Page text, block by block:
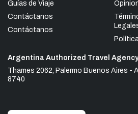
Guías de Viaje
Contáctanos
Contáctanos
Argentina Authorized Travel Agency
Thames 2062, Palermo Buenos Aires -
8740